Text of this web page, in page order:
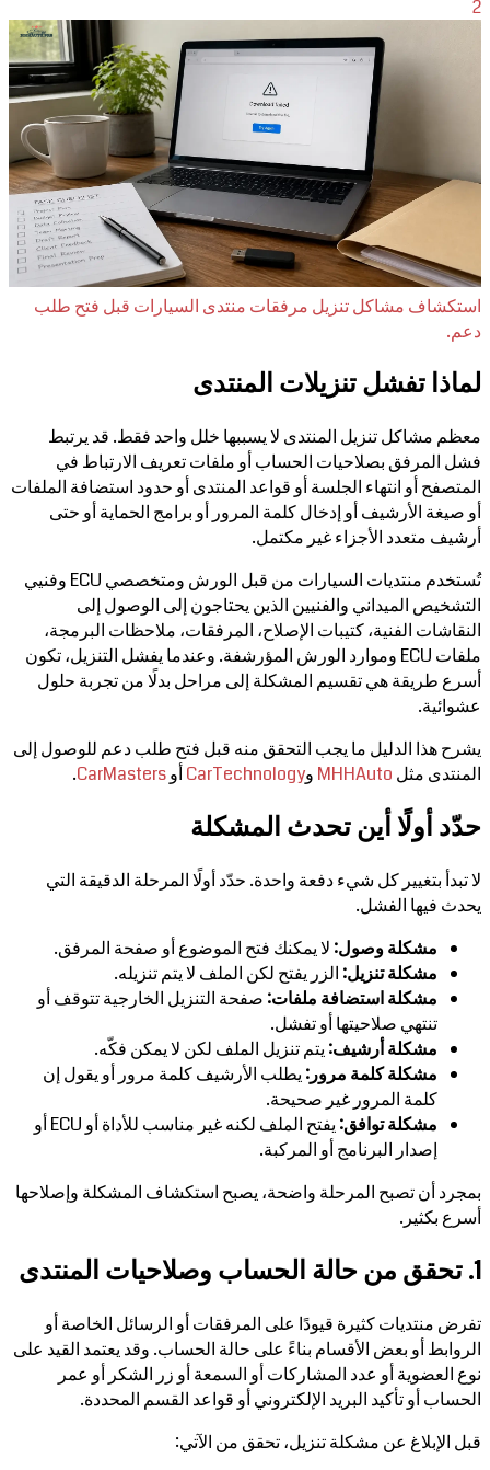
2
استكشاف مشاكل تنزيل مرفقات منتدى السيارات قبل فتح طلب
دعم.
لماذا تفشل تنزيلات المنتدى
معظم مشاكل تنزيل المنتدى لا يسببها خلل واحد فقط. قد يرتبط
فشل المرفق بصلاحيات الحساب أو ملفات تعريف الارتباط في
المتصفح أو انتهاء الجلسة أو قواعد المنتدى أو حدود استضافة الملفات
أو صيغة الأرشيف أو إدخال كلمة المرور أو برامج الحماية أو حتى
أرشيف متعدد الأجزاء غير مكتمل.
تُستخدم منتديات السيارات من قبل الورش ومتخصصي ECU وفنيي
التشخيص الميداني والفنيين الذين يحتاجون إلى الوصول إلى
النقاشات الفنية، كتيبات الإصلاح، المرفقات، ملاحظات البرمجة،
ملفات ECU وموارد الورش المؤرشفة. وعندما يفشل التنزيل، تكون
أسرع طريقة هي تقسيم المشكلة إلى مراحل بدلًا من تجربة حلول
عشوائية.
يشرح هذا الدليل ما يجب التحقق منه قبل فتح طلب دعم للوصول إلى
المنتدى مثل MHHAuto وCarTechnologyأوCarMasters
.
حدّد أولًا أين تحدث المشكلة
لا تبدأ بتغيير كل شيء دفعة واحدة. حدّد أولًا المرحلة الدقيقة التي
يحدث فيها الفشل.
مشكلة وصول: لا يمكنك فتح الموضوع أو صفحة المرفق.
مشكلة تنزيل: الزر يفتح لكن الملف لا يتم تنزيله.
مشكلة استضافة ملفات: صفحة التنزيل الخارجية تتوقف أو
تنتهي صلاحيتها أو تفشل.
مشكلة أرشيف:يتم تنزيل الملف لكن لا يمكن فكّه.
مشكلة كلمة مرور:يطلب الأرشيف كلمة مرور أو يقول إن
كلمة المرور غير صحيحة.
مشكلة توافق:
يفتح الملف لكنه غير مناسب للأداة أو ECU أو
إصدار البرنامج أو المركبة.
بمجرد أن تصبح المرحلة واضحة، يصبح استكشاف المشكلة وإصلاحها
أسرع بكثير.
1. تحقق من حالة الحساب وصلاحيات المنتدى
تفرض منتديات كثيرة قيودًا على المرفقات أو الرسائل الخاصة أو
الروابط أو بعض الأقسام بناءً على حالة الحساب. وقد يعتمد القيد على
نوع العضوية أو عدد المشاركات أو السمعة أو زر الشكر أو عمر
الحساب أو تأكيد البريد الإلكتروني أو قواعد القسم المحددة.
قبل الإبلاغ عن مشكلة تنزيل، تحقق من الآتي: